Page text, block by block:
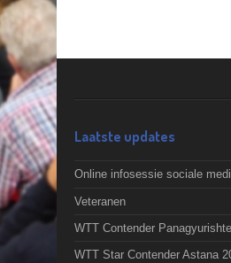
Laatste updates
Online infosessie sociale
Veteranen
WTT Contender
WTT Star Contender Astana